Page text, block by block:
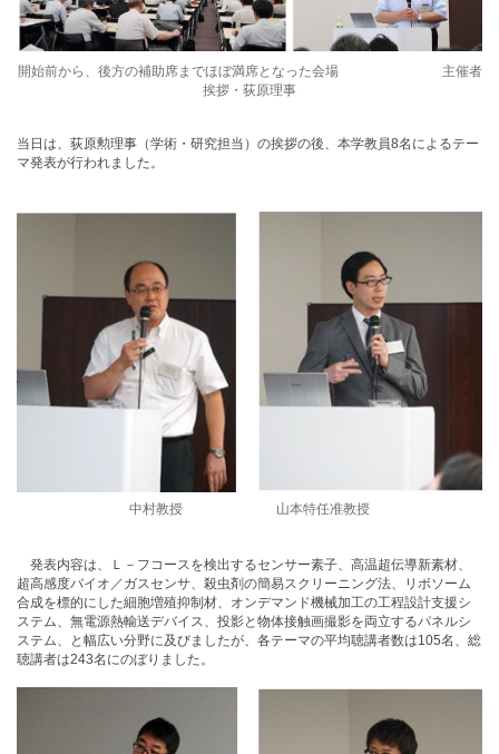
開始前から、後方の補助席までほぼ満席となった会場 主催者
挨拶・荻原理事
当日は、荻原勲理事（学術・研究担当）の挨拶の後、本学教員8名によるテー
マ発表が行われました。
中村教授 山本特任准教授
発表内容は、Ｌ－フコースを検出するセンサー素子、高温超伝導新素材、
超高感度バイオ／ガスセンサ、殺虫剤の簡易スクリーニング法、リボソーム
合成を標的にした細胞増殖抑制材、オンデマンド機械加工の工程設計支援シ
ステム、無電源熱輸送デバイス、投影と物体接触画撮影を両立するパネルシ
ステム、と幅広い分野に及びましたが、各テーマの平均聴講者数は105名、総
聴講者は243名にのぼりました。